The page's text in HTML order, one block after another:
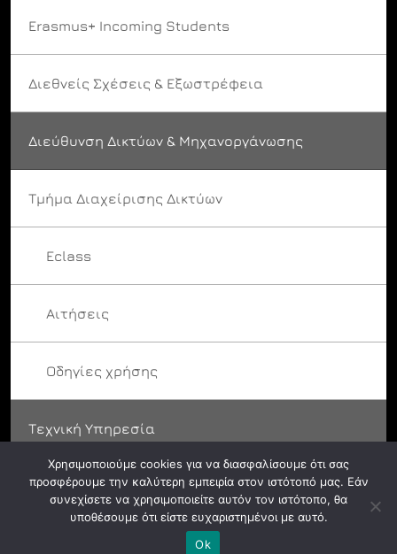
Erasmus+ Incoming Students
Διεθνείς Σχέσεις & Εξωστρέφεια
Διεύθυνση Δικτύων & Μηχανοργάνωσης
Τμήμα Διαχείρισης Δικτύων
Eclass
Αιτήσεις
Οδηγίες χρήσης
Τεχνική Υπηρεσία
© ASFA 2024. All rights reserved.
Χρησιμοποιούμε cookies για να διασφαλίσουμε ότι σας
προσφέρουμε την καλύτερη εμπειρία στον ιστότοπό μας. Εάν
συνεχίσετε να χρησιμοποιείτε αυτόν τον ιστότοπο, θα
υποθέσουμε ότι είστε ευχαριστημένοι με αυτό.
Ok